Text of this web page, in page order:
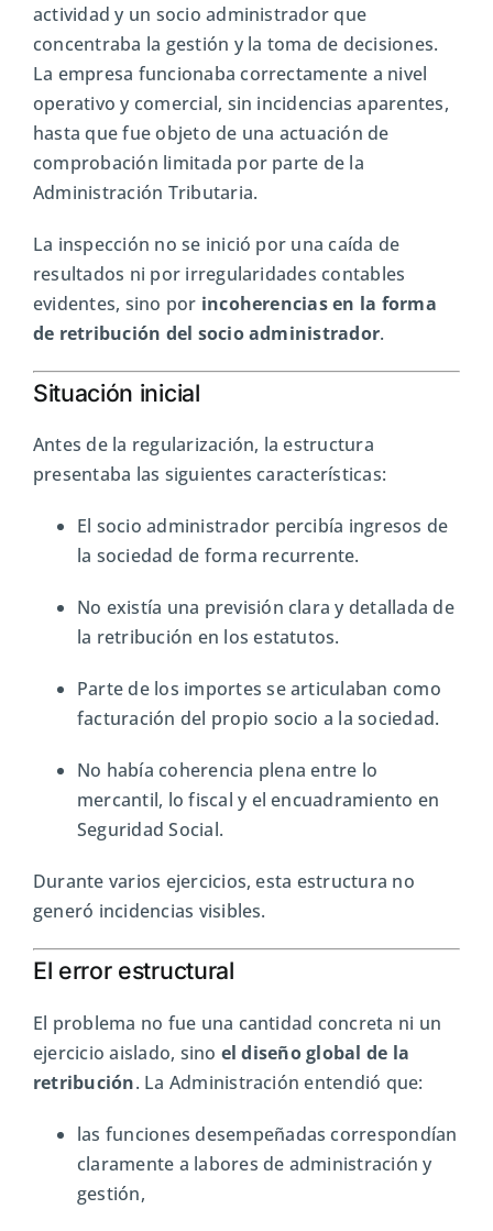
actividad y un socio administrador que
concentraba la gestión y la toma de decisiones.
La empresa funcionaba correctamente a nivel
operativo y comercial, sin incidencias aparentes,
hasta que fue objeto de una actuación de
comprobación limitada por parte de la
Administración Tributaria.
La inspección no se inició por una caída de
resultados ni por irregularidades contables
evidentes, sino por incoherencias en la forma
de retribución del socio administrador.
Situación inicial
Antes de la regularización, la estructura
presentaba las siguientes características:
El socio administrador percibía ingresos de
la sociedad de forma recurrente.
No existía una previsión clara y detallada de
la retribución en los estatutos.
Parte de los importes se articulaban como
facturación del propio socio a la sociedad.
No había coherencia plena entre lo
mercantil, lo fiscal y el encuadramiento en
Seguridad Social.
Durante varios ejercicios, esta estructura no
generó incidencias visibles.
El error estructural
El problema no fue una cantidad concreta ni un
ejercicio aislado, sino el diseño global de la
retribución. La Administración entendió que:
las funciones desempeñadas correspondían
claramente a labores de administración y
gestión,